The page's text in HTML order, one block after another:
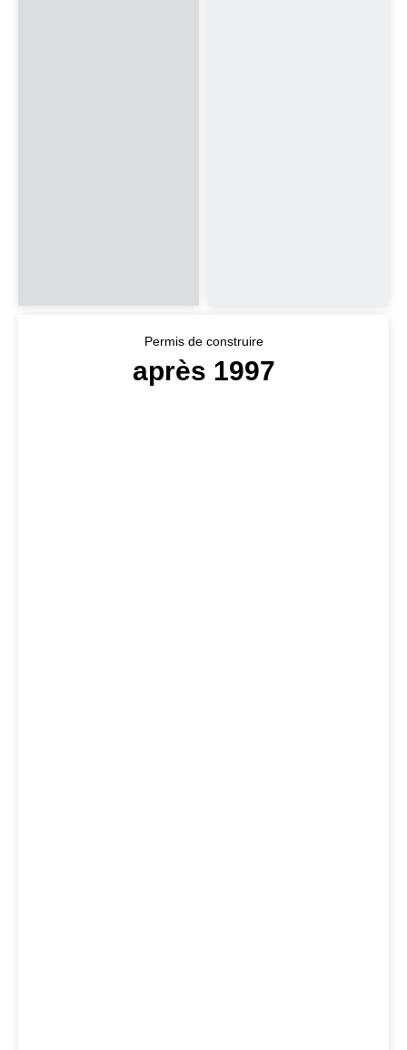
Permis de construire
après 1997